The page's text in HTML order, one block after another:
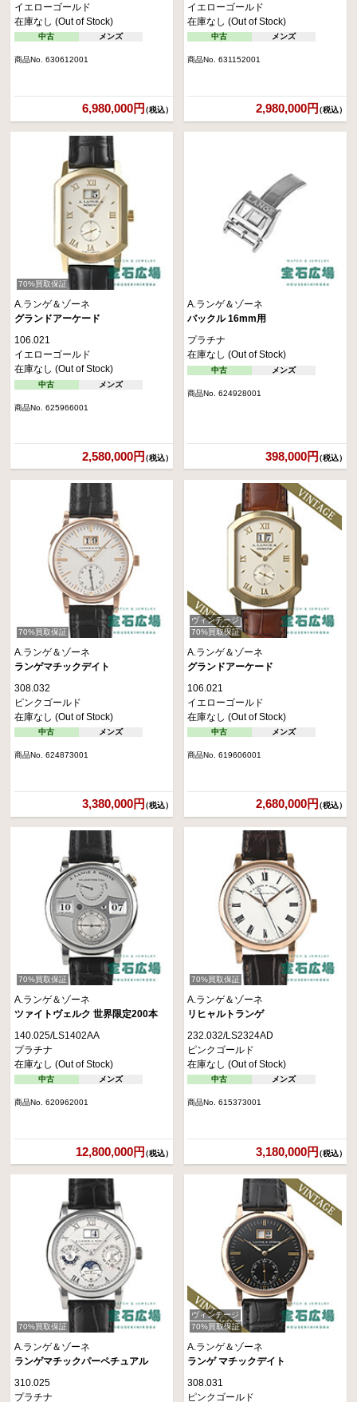
イエローゴールド
在庫なし (Out of Stock)
中古 メンズ
商品No. 630612001
6,980,000円（税込）
イエローゴールド
在庫なし (Out of Stock)
中古 メンズ
商品No. 631152001
2,980,000円（税込）
70%買取保証
A.ランゲ＆ゾーネ
グランドアーケード
106.021
イエローゴールド
在庫なし (Out of Stock)
中古 メンズ
商品No. 625966001
2,580,000円（税込）
A.ランゲ＆ゾーネ
バックル 16mm用
プラチナ
在庫なし (Out of Stock)
中古 メンズ
商品No. 624928001
398,000円（税込）
70%買取保証
A.ランゲ＆ゾーネ
ランゲマチックデイト
308.032
ピンクゴールド
在庫なし (Out of Stock)
中古 メンズ
商品No. 624873001
3,380,000円（税込）
ヴィンテージ
70%買取保証
A.ランゲ＆ゾーネ
グランドアーケード
106.021
イエローゴールド
在庫なし (Out of Stock)
中古 メンズ
商品No. 619606001
2,680,000円（税込）
70%買取保証
A.ランゲ＆ゾーネ
ツァイトヴェルク 世界限定200本
140.025/LS1402AA
プラチナ
在庫なし (Out of Stock)
中古 メンズ
商品No. 620962001
12,800,000円（税込）
70%買取保証
A.ランゲ＆ゾーネ
リヒャルトランゲ
232.032/LS2324AD
ピンクゴールド
在庫なし (Out of Stock)
中古 メンズ
商品No. 615373001
3,180,000円（税込）
70%買取保証
A.ランゲ＆ゾーネ
ランゲマチックパーペチュアル
310.025
プラチナ
ヴィンテージ
70%買取保証
A.ランゲ＆ゾーネ
ランゲ マチックデイト
308.031
ピンクゴールド